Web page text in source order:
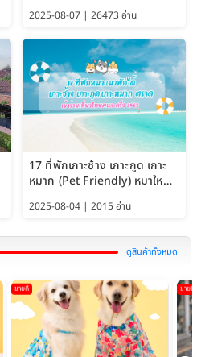
ได้
2025-08-07 | 26473 อ่าน
17 ที่พักเกาะช้าง เกาะกูด เกาะ
หมาก (Pet Friendly) หมาใหญ่
พักได้ อัปเดต 2569
2025-08-04 | 2015 อ่าน
ดูสินค้าทั้งหมด
ขายดี ขายดี